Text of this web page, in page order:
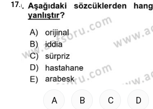
17.
A B C D